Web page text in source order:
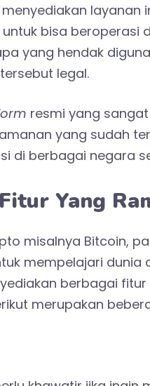
untuk bisa beroperasi
yang hendak
legal.
resmi yang
yang sudah
di berbagai negara
Yang
misalnya Bitcoin,
mempelajari
berbagai
merupakan